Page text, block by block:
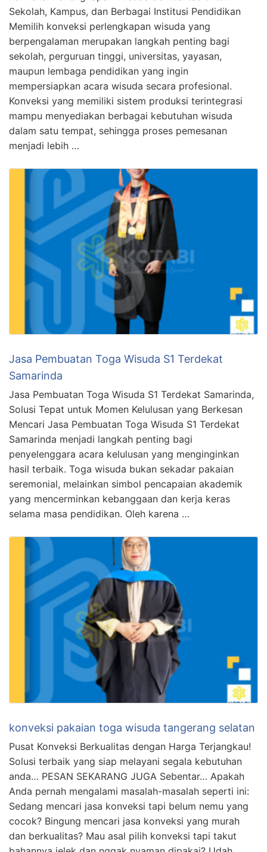
Sekolah, Kampus, dan Berbagai Institusi Pendidikan
Memilih konveksi perlengkapan wisuda yang
berpengalaman merupakan langkah penting bagi
sekolah, perguruan tinggi, universitas, yayasan,
maupun lembaga pendidikan yang ingin
mempersiapkan acara wisuda secara profesional.
Konveksi yang memiliki sistem produksi terintegrasi
mampu menyediakan berbagai kebutuhan wisuda
dalam satu tempat, sehingga proses pemesanan
menjadi lebih …
Jasa Pembuatan Toga Wisuda S1 Terdekat
Samarinda
Jasa Pembuatan Toga Wisuda S1 Terdekat Samarinda,
Solusi Tepat untuk Momen Kelulusan yang Berkesan
Mencari Jasa Pembuatan Toga Wisuda S1 Terdekat
Samarinda menjadi langkah penting bagi
penyelenggara acara kelulusan yang menginginkan
hasil terbaik. Toga wisuda bukan sekadar pakaian
seremonial, melainkan simbol pencapaian akademik
yang mencerminkan kebanggaan dan kerja keras
selama masa pendidikan. Oleh karena …
konveksi pakaian toga wisuda tangerang selatan
Pusat Konveksi Berkualitas dengan Harga Terjangkau!
Solusi terbaik yang siap melayani segala kebutuhan
anda… PESAN SEKARANG JUGA Sebentar… Apakah
Anda pernah mengalami masalah-masalah seperti ini:
Sedang mencari jasa konveksi tapi belum nemu yang
cocok? Bingung mencari jasa konveksi yang murah
dan berkualitas? Mau asal pilih konveksi tapi takut